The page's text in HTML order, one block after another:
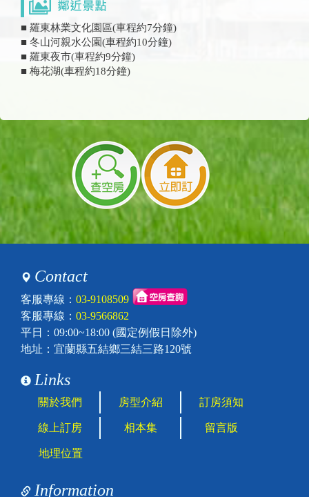
■ 羅東林業文化園區(車程約7分鐘)
■ 冬山河親水公園(車程約10分鐘)
■ 羅東夜市(車程約9分鐘)
■ 梅花湖(車程約18分鐘)
Contact
客服專線： 03-9108509
客服專線： 03-9566862
平日：09:00~18:00 (國定例假日除外)
地址：宜蘭縣五結鄉三結三路120號
Links
關於我們 房型介紹 訂房須知
線上訂房 相本集 留言版
地理位置
Information